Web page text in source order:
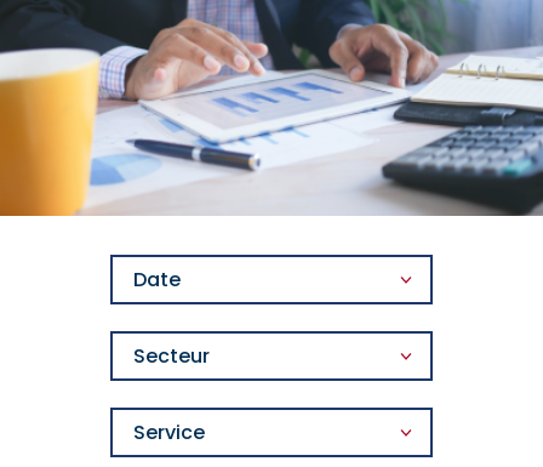
Date
Secteur
Service